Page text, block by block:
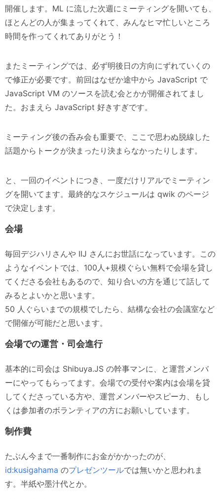
開催します。ML に流した次週にミーティングを開いても、
ほとんどの人が集まってくれて、みんなヒマ忙しいところ
時間を作ってくれてありがとう！
またミーティングでは、必ず明後日の方向にずれていくの
で修正が必要です。前回はなぜか途中から JavaScript で
JavaScript VM のソースを読む会とかが開催されてまし
た。おまえら JavaScript 好きすぎです。
ミーティング後の呑み会も重要で、ここで思わぬ脱線した
話題からトークが決まったり決まらなかったりします。
と、一回のイベントにつき、一度だけリアルでミーティン
グを開いてます。最終的なスケジュールは qwik のページ
で決定します。
会場
毎回デジハリさんや IIJ さんにお世話になっています。この
ようなイベントでは、100人+規模ぐらい無料で会場を貸し
てくださる会社もあるので、知り合いの方を通じて話して
みるとよいかと思います。
50 人ぐらいまでの規模でしたら、結構な会社の会議室など
で開催が可能だと思います。
会場での運営・司会進行
基本的に司会は Shibuya.JS の幹事マンに、と運営メンバ
ーにやってもらってます。会場での受付や案内は会場を貸
してくださっている方や、運営メンバーやスピーカ、もし
くは参加者のボランティアの方にお願いしています。
制作費
たぶん今まで一番制作にお金がかかったのが、
id:kusigahama のプレゼンツールでは無いかと思われま
す。半紙や墨汁代とか。